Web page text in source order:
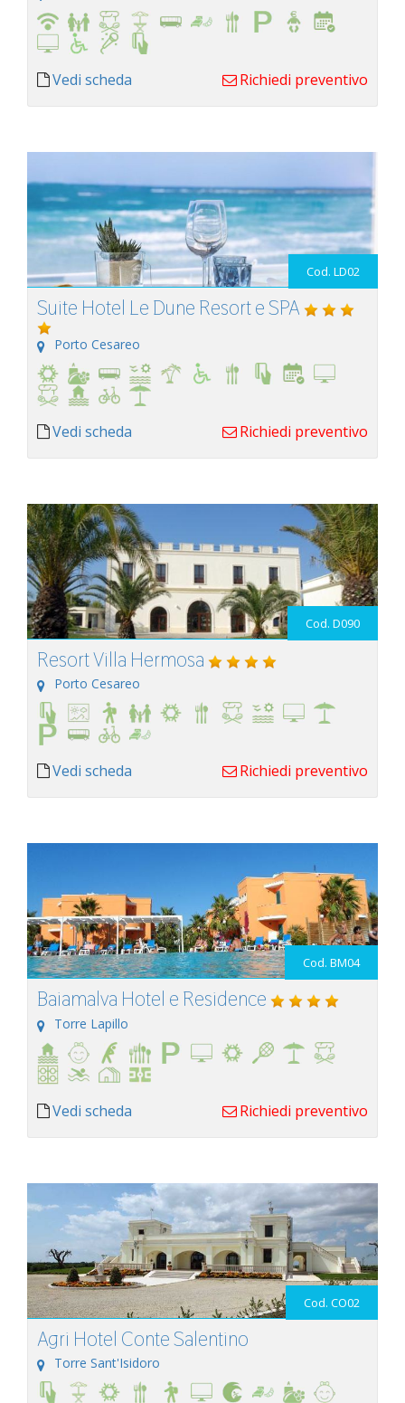
Vedi scheda Richiedi preventivo
Cod. LD02
Suite Hotel Le Dune Resort e SPA
Porto Cesareo
Vedi scheda Richiedi preventivo
Cod. D090
Resort Villa Hermosa
Porto Cesareo
Vedi scheda Richiedi preventivo
Cod. BM04
Baiamalva Hotel e Residence
Torre Lapillo
Vedi scheda Richiedi preventivo
Cod. CO02
Agri Hotel Conte Salentino
Torre Sant'Isidoro